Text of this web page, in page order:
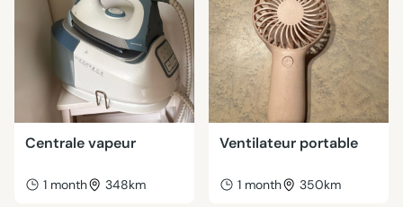
Centrale vapeur
1 month 348km
Ventilateur portable
1 month 350km